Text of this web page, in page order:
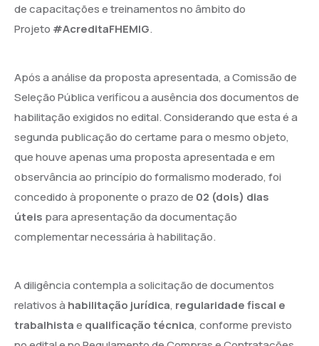
de capacitações e treinamentos no âmbito do
Projeto #AcreditaFHEMIG.
Após a análise da proposta apresentada, a Comissão de
Seleção Pública verificou a ausência dos documentos de
habilitação exigidos no edital. Considerando que esta é a
segunda publicação do certame para o mesmo objeto,
que houve apenas uma proposta apresentada e em
observância ao princípio do formalismo moderado, foi
concedido à proponente o prazo de 02 (dois) dias
úteis para apresentação da documentação
complementar necessária à habilitação.
A diligência contempla a solicitação de documentos
relativos à habilitação jurídica, regularidade fiscal e
trabalhistae qualificação técnica, conforme previsto